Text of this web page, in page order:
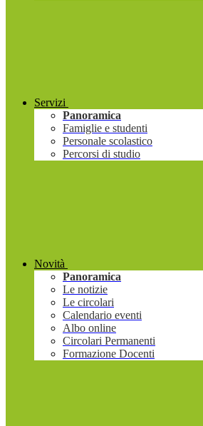
Servizi
Panoramica
Famiglie e studenti
Personale scolastico
Percorsi di studio
Novità
Panoramica
Le notizie
Le circolari
Calendario eventi
Albo online
Circolari Permanenti
Formazione Docenti